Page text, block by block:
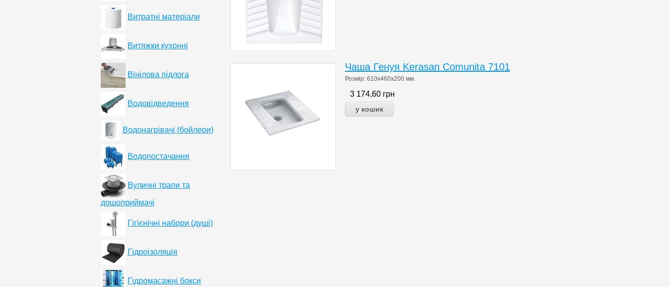
Чаша Генуя Kerasan Comunita 7101
Розмір: 610х460х200 мм.
3 174,60 грн
Витратні матеріали
Витяжки кухонні
Вінілова підлога
Водовідведення
Водонагрівачі (бойлери)
Водопостачання
Вуличні трапи та
дощоприймачі
Гігієнічні набори (душі)
Гідроізоляція
Гідромасажні бокси